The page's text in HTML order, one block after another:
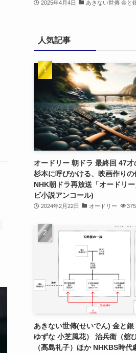
2025年4月4日 あきない世傳 金と
人気記事
オードリー 朝ドラ 最終回 47才
杉本に呼びかける、映画作りの
NHK朝ドラ再放送「オードリ
ビ小説アンコール)
2024年2月22日 オードリー
あきない世傳(せいでん) 金と
ゆずな 小芝風花） 治兵衛（舘
（高島礼子）ほか NHKBS時